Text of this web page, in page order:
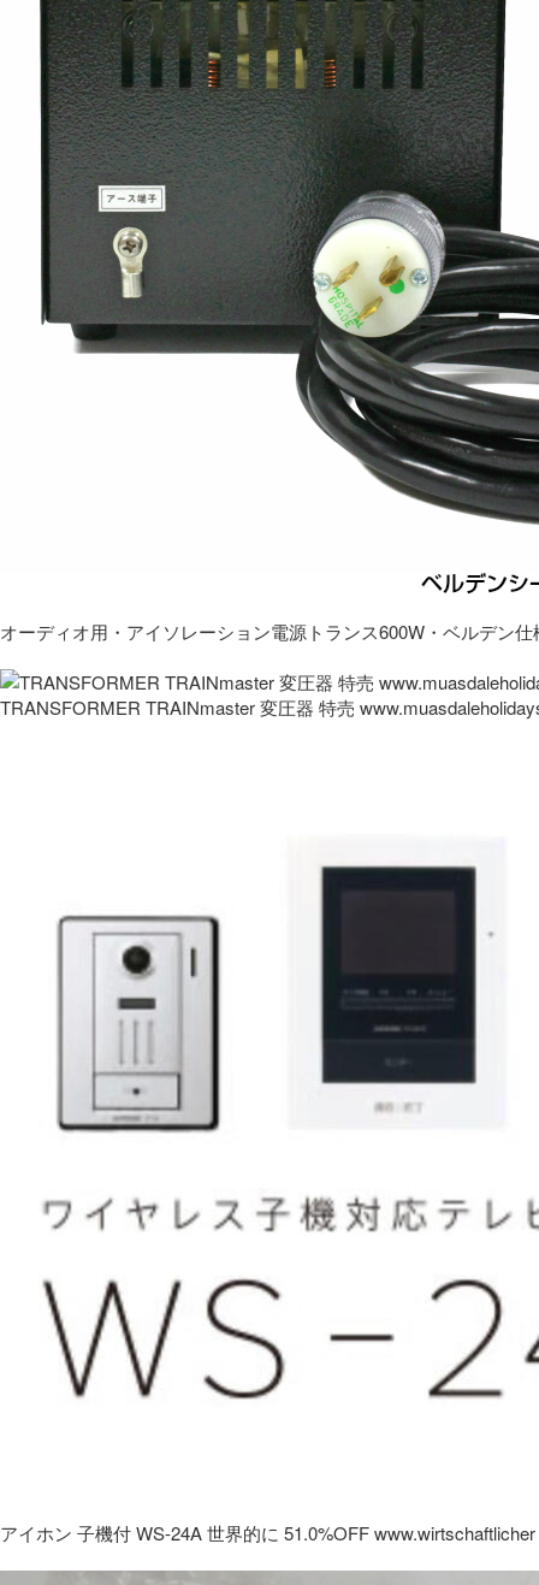
オーディオ用・アイソレーション電源トランス600W・ベルデン仕
TRANSFORMER TRAINmaster 変圧器 特売
アイホン 子機付 WS-24A 世界的に 51.0%OFF www.wirtschaftlicher